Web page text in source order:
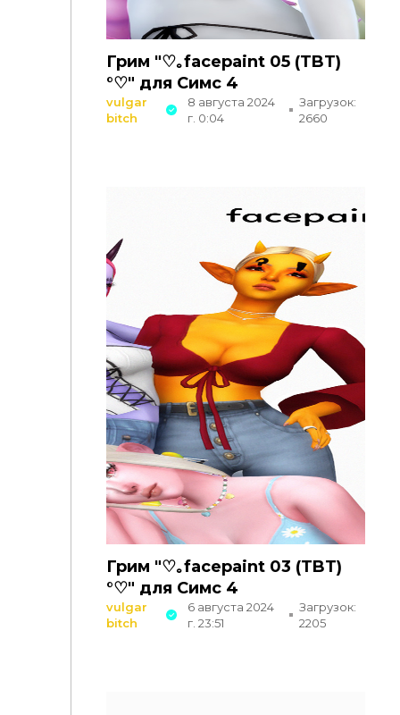
Грим "♡｡facepaint 05 (TBT)
°♡" для Симс 4
vulgar
bitch
8 августа 2024
г. 0:04
Загрузок:
2660
Грим "♡｡facepaint 03 (TBT)
°♡" для Симс 4
vulgar
bitch
6 августа 2024
г. 23:51
Загрузок:
2205